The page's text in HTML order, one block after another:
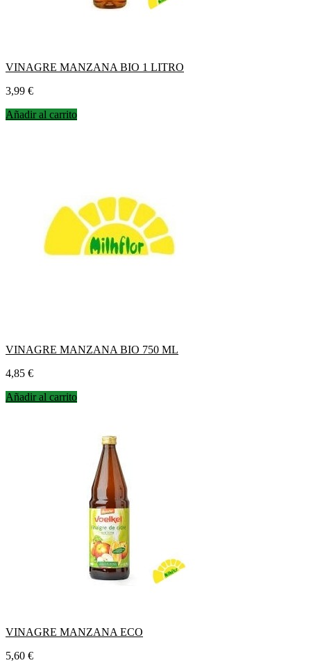
VINAGRE MANZANA BIO 1 LITRO
Precio
3,99 €
Añadir al carrito
VINAGRE MANZANA BIO 750 ML
Precio
4,85 €
Añadir al carrito
VINAGRE MANZANA ECO
Precio
5,60 €